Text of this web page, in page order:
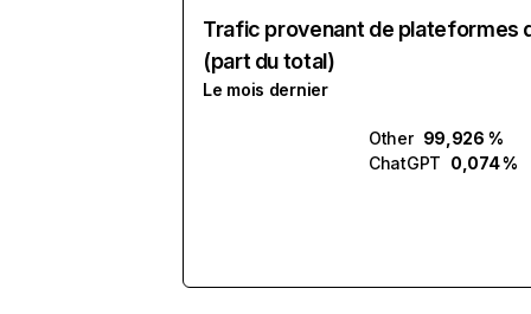
Trafic provenant de plateformes
(part du total)
Le mois dernier
Other 99,926 %
ChatGPT 0,074 %